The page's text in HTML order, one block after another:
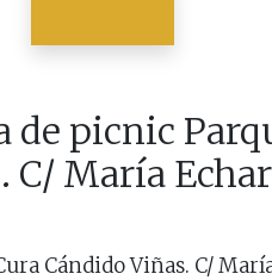
de picnic
C/ María
Cándido Viñas. C/